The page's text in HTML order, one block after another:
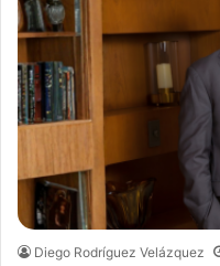
Diego Rodríguez Velázquez